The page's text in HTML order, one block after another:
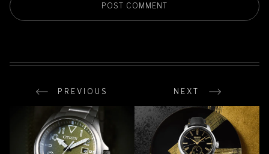
PREVIOUS NEXT